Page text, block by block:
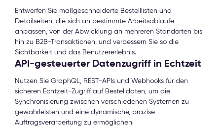
Entwerfen Sie maßgeschneiderte Bestelllisten und
Detailseiten, die sich an bestimmte Arbeitsabläufe
anpassen, von der Abwicklung an mehreren Standorten bis
hin zu B2B-Transaktionen, und verbessern Sie so die
Sichtbarkeit und das Benutzererlebnis.
API-gesteuerter Datenzugriff in Echtzeit
Nutzen Sie GraphQL, REST-APIs und Webhooks für den
sicheren Echtzeit-Zugriff auf Bestelldaten, um die
Synchronisierung zwischen verschiedenen Systemen zu
gewährleisten und eine dynamische, präzise
Auftragsverarbeitung zu ermöglichen.